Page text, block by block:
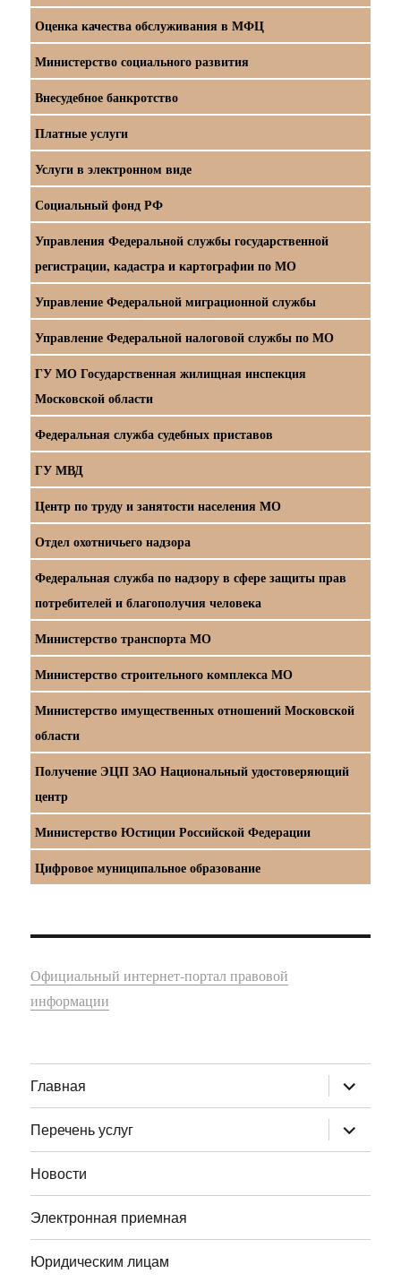
Оценка качества обслуживания в МФЦ
Министерство социального развития
Внесудебное банкротство
Платные услуги
Услуги в электронном виде
Социальный фонд РФ
Управления Федеральной службы государственной
регистрации, кадастра и картографии по МО
Управление Федеральной миграционной службы
Управление Федеральной налоговой службы по МО
ГУ МО Государственная жилищная инспекция
Московской области
Федеральная служба судебных приставов
ГУ МВД
Центр по труду и занятости населения МО
Отдел охотничьего надзора
Федеральная служба по надзору в сфере защиты прав
потребителей и благополучия человека
Министерство транспорта МО
Министерство строительного комплекса МО
Министерство имущественных отношений Московской
области
Получение ЭЦП ЗАО Национальный удостоверяющий
центр
Министерство Юстиции Российской Федерации
Цифровое муниципальное образование
Официальный интернет-портал правовой
информации
Главная раскрыть
дочернее
меню
Перечень услуг
раскрыть
дочернее
меню
Новости
Электронная приемная
Юридическим лицам